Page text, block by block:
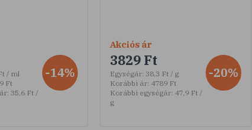
/ ml
Ft
35,6 Ft /
-14%
Akciós ár
3829 Ft
Egységár: 38,3 Ft / g
Korábbi ár: 4789 Ft
Korábbi egységár: 47,9 Ft /
g
-20%